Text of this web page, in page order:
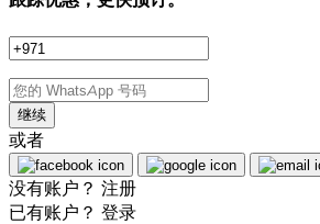
继续
或者
没有账户？ 注册
已有账户？ 登录